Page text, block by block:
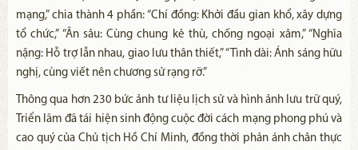
mạng,” chia thành 4 phần: “Chí đồng: Khởi đầu gian khổ, xây dựng
tổ chức,” “Ân sâu: Cùng chung kẻ thù, chống ngoại xâm,” “Nghĩa
nặng: Hỗ trợ lẫn nhau, giao lưu thân thiết,” “Tình dài: Ánh sáng hữu
nghị, cùng viết nên chương sử rạng rỡ.”
Thông qua hơn 230 bức ảnh tư liệu lịch sử và hình ảnh lưu trữ quý,
Triển lãm đã tái hiện sinh động cuộc đời cách mạng phong phú và
cao quý của Chủ tịch Hồ Chí Minh, đồng thời phản ánh chân thực